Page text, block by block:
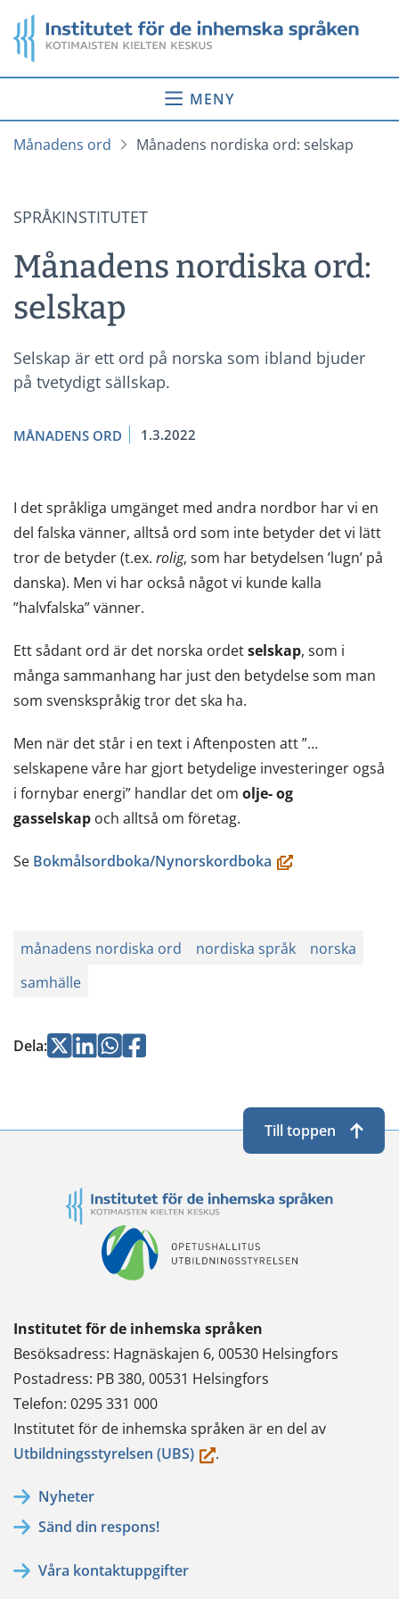
till
innehåll
Startsida
MENY
Månadens ord Månadens nordiska ord: selskap
SPRÅKINSTITUTET
Månadens nordiska ord:
selskap
Selskap är ett ord på norska som ibland bjuder
på tvetydigt sällskap.
MÅNADENS ORD 1.3.2022
I det språkliga umgänget med andra nordbor har vi en
del falska vänner, alltså ord som inte betyder det vi lätt
tror de betyder (t.ex. rolig, som har betydelsen ’lugn’ på
danska). Men vi har också något vi kunde kalla
”halvfalska” vänner.
Ett sådant ord är det norska ordetselskap, som i
många sammanhang har just den betydelse som man
som svenskspråkig tror det ska ha.
Men när det står i en text i Aftenposten att ”…
selskapene våre har gjort betydelige investeringer også
i fornybar energi” handlar det om olje- og
gasselskap och alltså om företag.
Se Bokmålsordboka/Nynorskordboka (öppnas
fönster,
tjänst)
månadens nordiska ord nordiska språk
norska
samhälle
Dela:Jaa Jaa Jaa
Jaa
Institutet för de inhemska språken
Besöksadress: Hagnäskajen 6, 00530 Helsingfors
Postadress: PB 380, 00531 Helsingfors
Telefon: 0295 331 000
Institutet för de inhemska språken är en del av
Utbildningsstyrelsen (UBS)(du.
Nyheter
Sänd din respons!
Våra kontaktuppgifter
Till toppen